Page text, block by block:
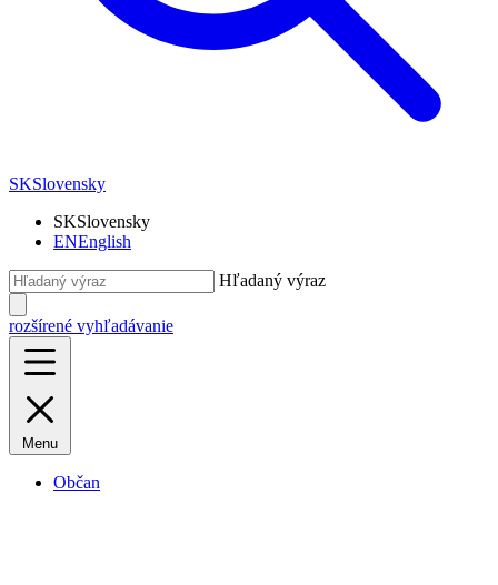
SKSlovensky
SKSlovensky
ENEnglish
Hľadaný výraz
rozšírené vyhľadávanie
Menu
Občan